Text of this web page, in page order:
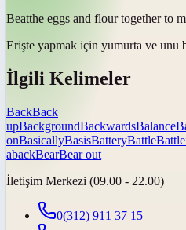
Beatthe eggs and flour together to
Erişte yapmak için yumurta ve unu
İlgili Kelimeler
BackBack
upBackgroundBackwardsBalance
onBasicallyBasisBatteryBattle
abackBearBear out
İletişim Merkezi (09.00 - 22.00)
0(312) 911 37 15